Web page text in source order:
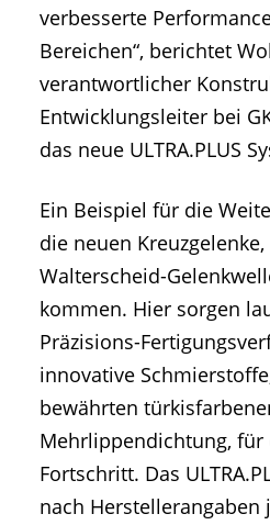
verbesserte
Bereichen“, berichtet
verantwortlicher
Entwicklungsleiter bei
das neue ULTRA.PLUS
Ein Beispiel für die
die neuen
Walterscheid-
kommen. Hier sorgen
Präzisions-
innovative
bewährten
Mehrlippendichtung, für
Fortschritt. Das
nach Herstellerangaben